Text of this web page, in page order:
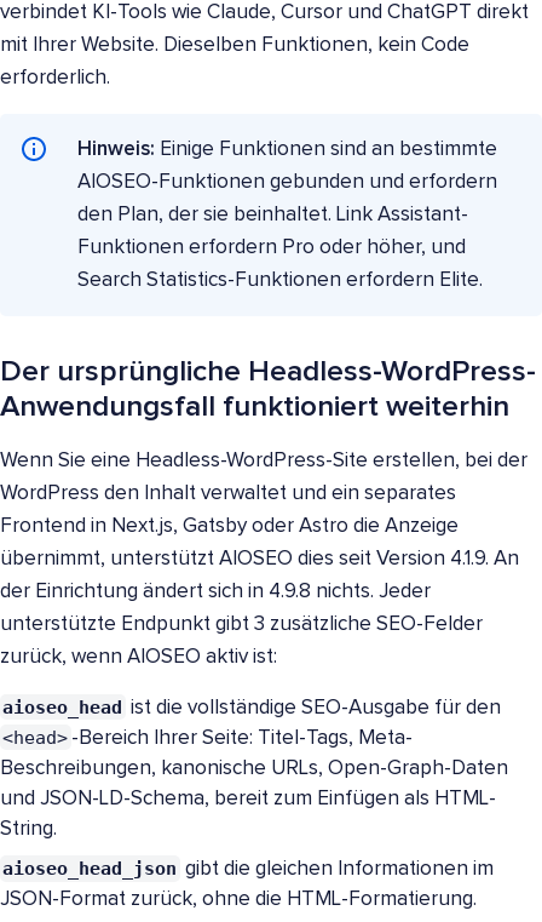
verbindet KI-Tools wie Claude, Cursor und ChatGPT direkt
mit Ihrer Website. Dieselben Funktionen, kein Code
erforderlich.
Hinweis: Einige Funktionen sind an bestimmte
AIOSEO-Funktionen gebunden und erfordern
den Plan, der sie beinhaltet. Link Assistant-
Funktionen erfordern Pro oder höher, und
Search Statistics-Funktionen erfordern Elite.
Der ursprüngliche Headless-WordPress-
Anwendungsfall funktioniert weiterhin
Wenn Sie eine Headless-WordPress-Site erstellen, bei der
WordPress den Inhalt verwaltet und ein separates
Frontend in Next.js, Gatsby oder Astro die Anzeige
übernimmt, unterstützt AIOSEO dies seit Version 4.1.9. An
der Einrichtung ändert sich in 4.9.8 nichts. Jeder
unterstützte Endpunkt gibt 3 zusätzliche SEO-Felder
zurück, wenn AIOSEO aktiv ist:
aioseo_head ist die vollständige SEO-Ausgabe für den
<head> -Bereich Ihrer Seite: Titel-Tags, Meta-
Beschreibungen, kanonische URLs, Open-Graph-Daten
und JSON-LD-Schema, bereit zum Einfügen als HTML-
String.
aioseo_head_json gibt die gleichen Informationen im
JSON-Format zurück, ohne die HTML-Formatierung.